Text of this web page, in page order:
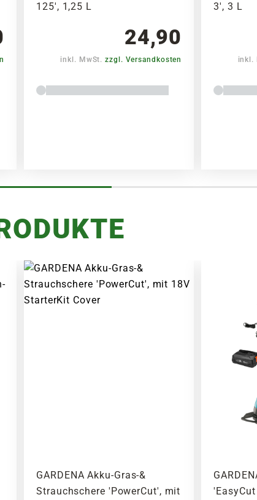
125', 1,25 L
24,90
inkl. MwSt.zzgl. Versandkosten
3', 3 L
inkl.
GARDENA Akku-Gras-&
Strauchschere 'PowerCut', mit